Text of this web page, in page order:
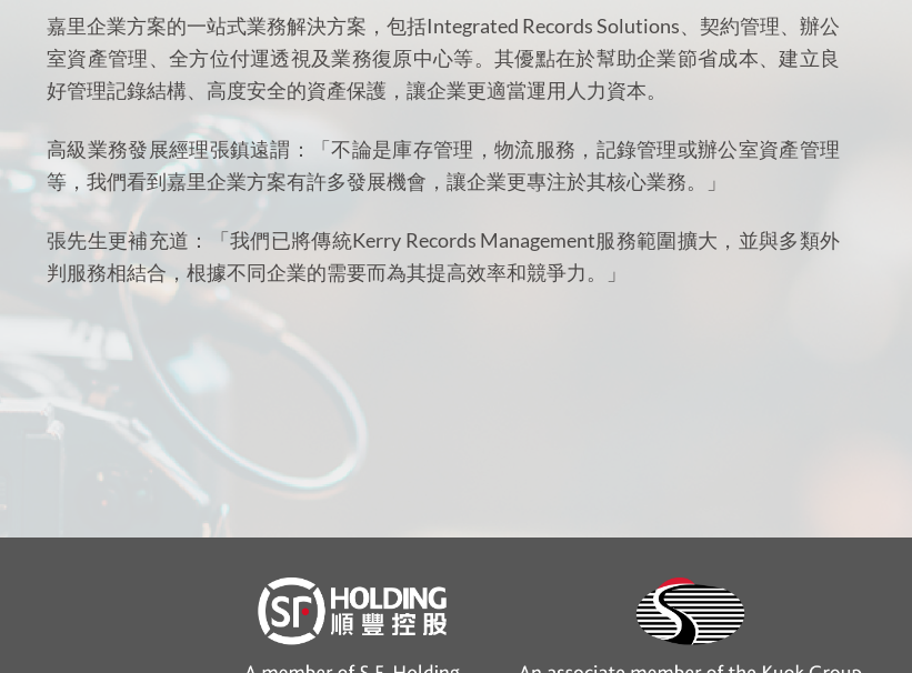
嘉里企業方案的一站式業務解決方案，包括Integrated Records Solutions、契約管理、辦公
室資產管理、全方位付運透視及業務復原中心等。其優點在於幫助企業節省成本、建立良
好管理記錄結構、高度安全的資產保護，讓企業更適當運用人力資本。
高級業務發展經理張鎮遠謂：「不論是庫存管理，物流服務，記錄管理或辦公室資產管理
等，我們看到嘉里企業方案有許多發展機會，讓企業更專注於其核心業務。」
張先生更補充道：「我們已將傳統Kerry Records Management服務範圍擴大，並與多類外
判服務相結合，根據不同企業的需要而為其提高效率和競爭力。」